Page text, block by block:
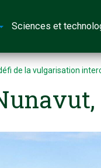
Sciences et
de la vulgarisation